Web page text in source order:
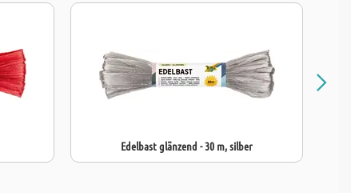
Edelbast glänzend - 30 m, silber